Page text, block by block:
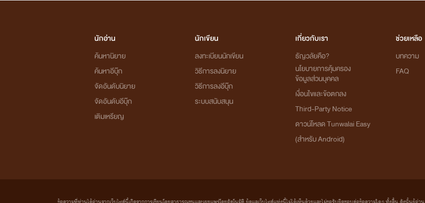
นักอ่าน
ค้นหานิยาย
ค้นหาอีบุ๊ก
จัดอันดับนิยาย
จัดอันดับอีบุ๊ก
เติมเหรียญ
นักเขียน
ลงทะเบียนนักเขียน
วิธีการลงนิยาย
วิธีการลงอีบุ๊ก
ระบบสนับสนุน
เกี่ยวกับเรา
ธัญวลัยคือ?
นโยบายการคุ้มครอง
ข้อมูลส่วนบุคคล
เงื่อนไขและข้อตกลง
Third-Party Notice
ดาวน์โหลด Tunwalai Easy
(สำหรับ Android)
ช่วยเหลือ
บทความ
FAQ